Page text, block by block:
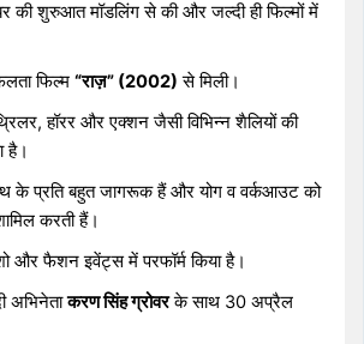
की शुरुआत मॉडलिंग से की और जल्दी ही फिल्मों में
फिल्म“राज़” (2002) से मिली।
हॉरर और एक्शन जैसी विभिन्न शैलियों की
है।
के प्रति बहुत जागरूक हैं और योग व वर्कआउट को
करती हैं।
और फैशन इवेंट्स में परफॉर्म किया है।
अभिनेताकरण सिंह ग्रोवरके साथ 30 अप्रैल